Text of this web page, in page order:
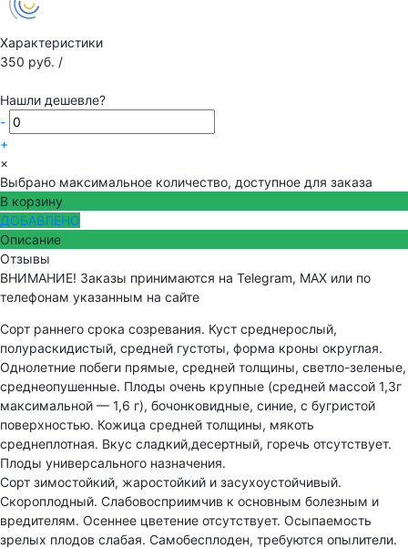
Характеристики
350 руб. /
Нашли дешевле?
-
+
×
Выбрано максимальное количество, доступное для заказа
В корзину
ДОБАВЛЕНО
Описание
Отзывы
ВНИМАНИЕ! Заказы принимаются на Telegram, MAX или по
телефонам указанным на сайте
Сорт раннего срока созревания. Куст среднерослый,
полураскидистый, средней густоты, форма кроны округлая.
Однолетние побеги прямые, средней толщины, светло-зеленые,
среднеопушенные. Плоды очень крупные (средней массой 1,3г
максимальной — 1,6 г), бочонковидные, синие, с бугристой
поверхностью. Кожица средней толщины, мякоть
среднеплотная. Вкус сладкий,десертный, горечь отсутствует.
Плоды универсального назначения.
Сорт зимостойкий, жаростойкий и засухоустойчивый.
Скороплодный. Слабовосприимчив к основным болезным и
вредителям. Осеннее цветение отсутствует. Осыпаемость
зрелых плодов слабая. Самобесплоден, требуются опылители.